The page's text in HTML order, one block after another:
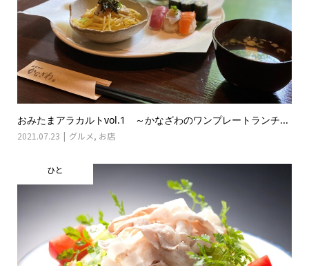
おみたまアラカルトvol.1 ～かなざわのワンプレートランチ...
2021.07.23 グルメ, お店
ひと